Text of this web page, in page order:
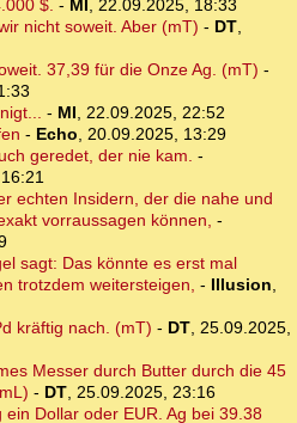
$. - MI, 22.09.2025, 18:33
nicht soweit. Aber (mT) - DT,
37,39 für die Onze Ag. (mT) -
- MI, 22.09.2025, 22:52
- Echo, 20.09.2025, 13:29
geredet, der nie kam. -
echten Insidern, der die nahe und
vorraussagen können, -
sagt: Das könnte es erst mal
trotzdem weitersteigen, - Illusion,
kräftig nach. (mT) - DT, 25.09.2025,
Messer durch Butter durch die 45
- DT, 25.09.2025, 23:16
ein Dollar oder EUR. Ag bei 39.38